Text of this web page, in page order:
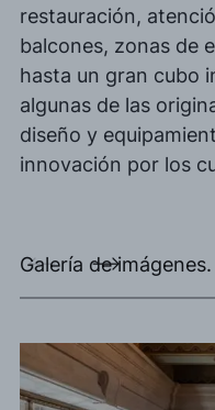
restauración,
balcones, zonas de
hasta un gran cubo
algunas de las
diseño y
innovación por los
Galería de imágenes.